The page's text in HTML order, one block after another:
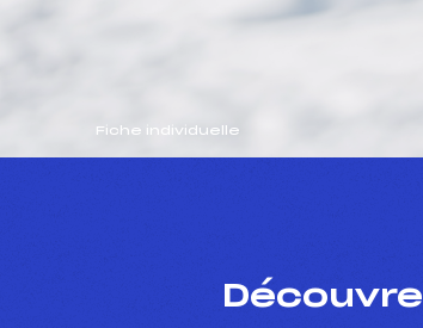
Fiche individuelle